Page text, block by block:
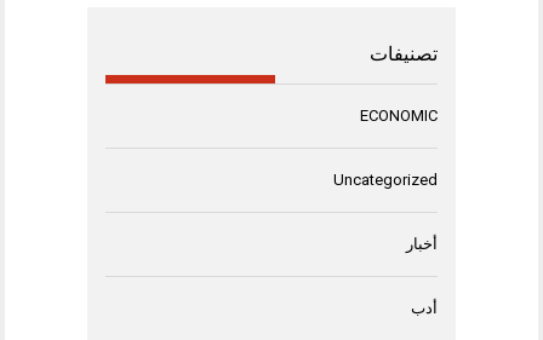
تصنيفات
ECONOMIC
Uncategorized
أخبار
أدب